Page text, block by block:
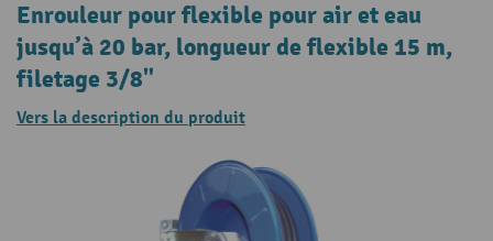
Enrouleur pour flexible pour air et eau
jusqu’à 20 bar, longueur de flexible 15 m,
filetage 3/8"
Vers la description du produit